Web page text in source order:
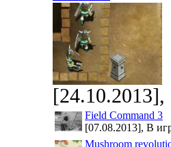
[24.10.2013],
Field Command 3
[07.08.2013], В
Mushroom